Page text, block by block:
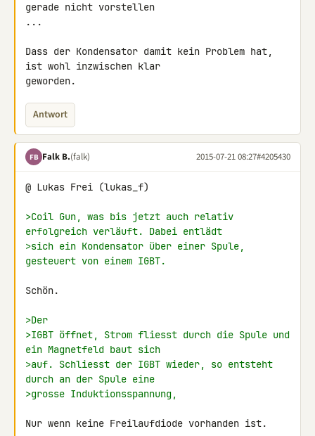
gerade nicht vorstellen
...
Dass der Kondensator damit kein Problem hat,
ist wohl inzwischen klar
geworden.
Antwort
FB Falk B.(falk) 2015-07-21 08:27#4205430
@ Lukas Frei (lukas_f)
>Coil Gun, was bis jetzt auch relativ
erfolgreich verläuft. Dabei entlädt
>sich ein Kondensator über einer Spule,
gesteuert von einem IGBT.
Schön.
>Der
>IGBT öffnet, Strom fliesst durch die Spule und
ein Magnetfeld baut sich
>auf. Schliesst der IGBT wieder, so entsteht
durch an der Spule eine
>grosse Induktionsspannung,
Nur wenn keine Freilaufdiode vorhanden ist.